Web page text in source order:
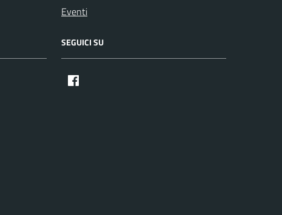
Eventi
SEGUICI SU